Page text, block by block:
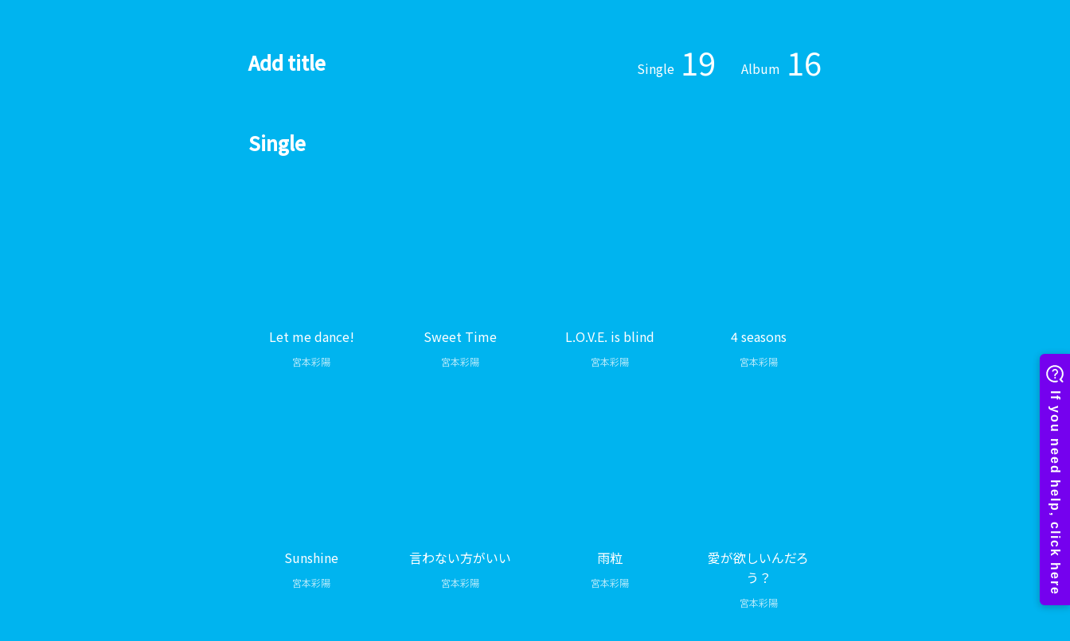
Add title Single 19 Album 16
Single
Let me dance!
宮本彩陽
Sweet Time
宮本彩陽
L.O.V.E. is blind
宮本彩陽
4 seasons
宮本彩陽
Sunshine
宮本彩陽
言わない方がいい
宮本彩陽
雨粒
宮本彩陽
愛が欲しいんだろ
う？
宮本彩陽